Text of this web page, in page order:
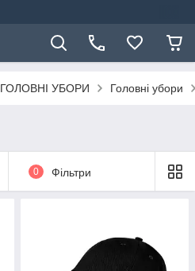
ГОЛОВНІ УБОРИ Головні убори
0 Фільтри